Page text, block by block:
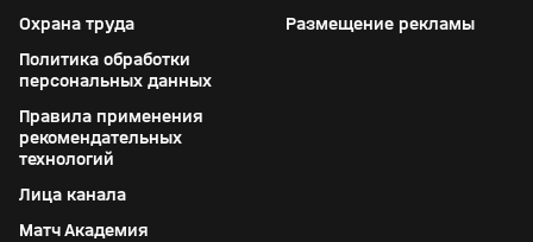
Охрана труда
Политика обработки
персональных данных
Правила применения
рекомендательных
технологий
Лица канала
Матч Академия
Размещение рекламы